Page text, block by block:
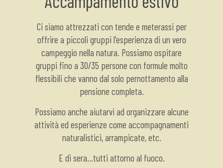
Ci siamo attrezzati con tende e meterassi per
offrire a piccoli gruppi l'esperienza di un vero
campeggio nella natura. Possiamo ospitare
gruppi fino a 30/35 persone con formule molto
flessibili che vanno dal solo pernottamento alla
pensione completa.
Possiamo anche aiutarvi ad organizzare alcune
attività ed esperienze come accompagnamenti
naturalistici, arrampicate, etc.
E di sera...tutti attorno al fuoco.